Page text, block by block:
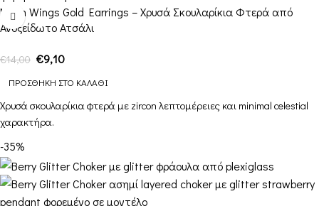
Moon Wings Gold Earrings – Χρυσά Σκουλαρίκια Φτερά από
Ανοξείδωτο Ατσάλι
€14,00 €9,10
ΠΡΟΣΘΉΚΗ ΣΤΟ ΚΑΛΆΘΙ
Χρυσά σκουλαρίκια φτερά με zircon λεπτομέρειες και minimal celestial
χαρακτήρα.
-35%